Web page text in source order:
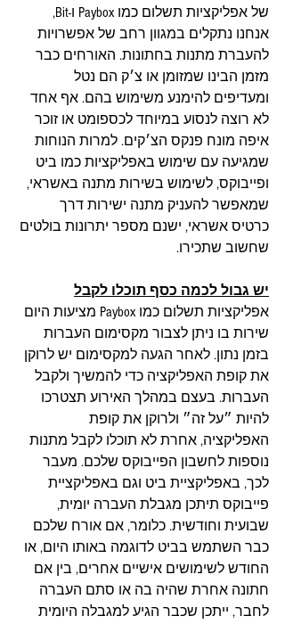
של אפליקציות תשלום כמו Paybox ו-Bit,
אנחנו נתקלים במגוון רחב של אפשרויות
להעברת מתנות בחתונות. האורחים כבר
מזמן הבינו שמזומן או צ׳ק הם נטל
ומעדיפים להימנע משימוש בהם. אף אחד
לא רוצה לנסוע במיוחד לכספומט או זוכר
איפה מונח פנקס הצ׳קים. למרות הנוחות
שמגיעה עם שימוש באפליקציות כמו ביט
ופייבוקס, לשימוש בשירות מתנה באשראי,
שמאפשר להעניק מתנה ישירות דרך
כרטיס אשראי, ישנם מספר יתרונות בולטים
שחשוב שתכירו.
יש גבול לכמה כסף תוכלו לקבל
אפליקציות תשלום כמו Paybox מציעות היום
שירות בו ניתן לצבור מקסימום העברות
בזמן נתון. לאחר הגעה למקסימום יש לרוקן
את קופת האפליקציה כדי להמשיך ולקבל
העברות. בעצם במהלך האירוע תצטרכו
להיות ״על זה״ ולרוקן את קופת
האפליקציה, אחרת לא תוכלו לקבל מתנות
נוספות לחשבון הפייבוקס שלכם. מעבר
לכך, באפליקציית ביט וגם באפליקציית
פייבוקס תיתכן מגבלת העברה יומית,
שבועית וחודשית. כלומר, אם אורח שלכם
כבר השתמש בביט לדוגמה באותו היום, או
החודש לשימושים אישיים אחרים, בין אם
חתונה אחרת שהיה בה או סתם העברה
לחבר, ייתכן שכבר הגיע למגבלה היומית